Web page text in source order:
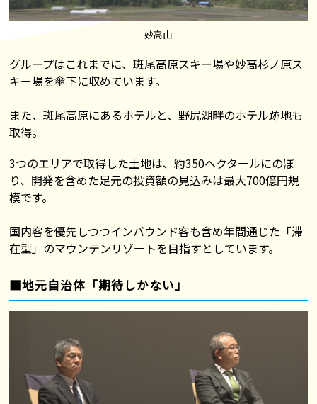
妙高山
グループはこれまでに、斑尾高原スキー場や妙高杉ノ原ス
キー場を傘下に収めています。
また、斑尾高原にあるホテルと、野尻湖畔のホテル跡地も
取得。
3つのエリアで取得した土地は、約350ヘクタールにのぼ
り、開発を含めた足元の投資額の見込みは最大700億円規
模です。
国内客を優先しつつインバウンド客も含め年間通じた「滞
在型」のマウンテンリゾートを目指すとしています。
■地元自治体「期待しかない」